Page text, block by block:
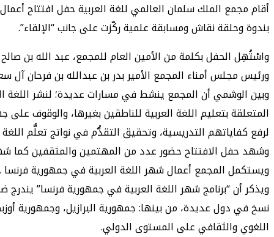
بندوة وحلقة نقاش ومسابقة علمية ركّزت على جانب “الإلقاء”.
واسْتُهِل الحفل بكلمة من الأمين العام للمجمع، عبد الله بن
ورئيس مجلس أمناء المجمع الأمير بدر بن عبدالله بن فرحان آل
وبين الوشمي أن المجمع ينشط في مسارات عديدة؛ لنشر اللغة
المتعلقة بتعليم اللغة العربية للناطقين بغيرها، والوقوف
لرفع كفاياتهم التدريسية، وتحقيق التقدُّم في نواتج تعلُّم اللغة
وشهد حفل الافتتاح حضور عدد من المهتمين والمثقفين كما
ويستكمل المجمع أعمال شهر اللغة العربية في جمهورية فرنسا حتى فاتح نوفمبر 2024، في عدد من المدن الفرنسية
ويذكر أن “برنامج شهر اللغة العربية في جمهورية فرنسا”
نسخ في دول عديدة، من بينها: جمهورية البرازيل، وجمهورية
اللغوي والثقافي على المستوى الدولي.